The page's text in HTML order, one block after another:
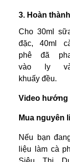
3. Hoàn
Cho 30ml
đặc, 40ml
phê đã
vào ly
khuấy đều.
Video hướng
Mua nguyên
Nếu bạn
liệu làm cà